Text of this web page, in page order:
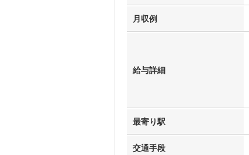
月収例
給与詳細
最寄り駅
交通手段